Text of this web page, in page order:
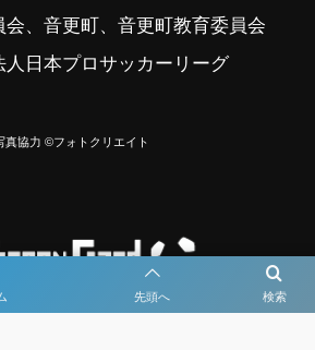
検索
先頭へ
会、音更町、音更町教育委員会
人日本プロサッカーリーグ
真協力 ©フォトクリエイト